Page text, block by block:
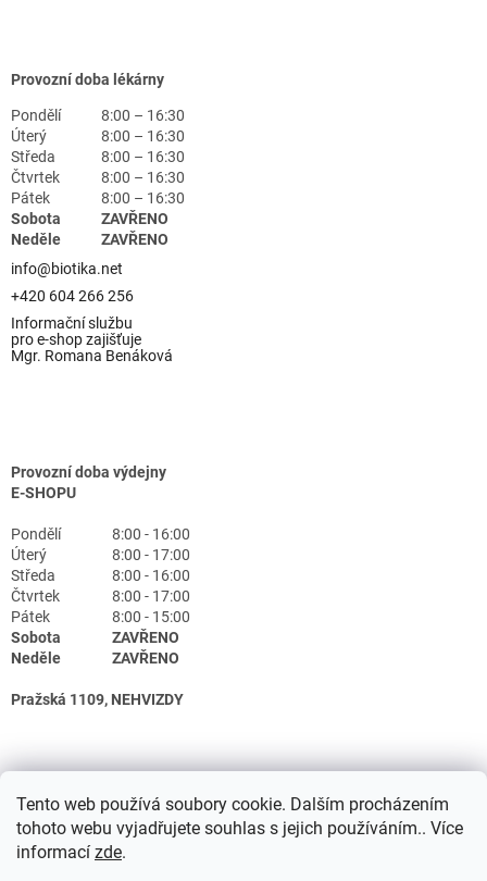
Tento web používá soubory cookie. Dalším procházením
tohoto webu vyjadřujete souhlas s jejich používáním.. Více
informací zde.
Provozní doba lékárny
Pondělí
8:00 – 16:30
Úterý
8:00 – 16:30
Středa
8:00 – 16:30
Čtvrtek
8:00 – 16:30
Pátek
8:00 – 16:30
Sobota
ZAVŘENO
Neděle
ZAVŘENO
info@biotika.net
+420 604 266 256
Informační službu
pro e-shop zajišťuje
Mgr. Romana Benáková
Provozní doba výdejny
E-SHOPU
Pondělí
8:00 - 16:00
Úterý
8:00 - 17:00
Středa
8:00 - 16:00
Čtvrtek
8:00 - 17:00
Pátek
8:00 - 15:00
Sobota
ZAVŘENO
Neděle
ZAVŘENO
Pražská 1109, NEHVIZDY